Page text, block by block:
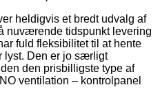
heldigvis et bredt udvalg af
nuværende tidspunkt levering
fuld fleksibilitet til at hente
lyst. Den er jo særligt
den prisbilligste type af
ventilation – kontrolpanel